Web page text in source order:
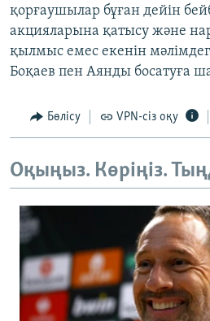
қорғаушылар бұған дейін
акцияларына қатысу және
қылмыс емес екенін
Боқаев пен Аянды босатуға
Бөлісу VPN-сіз оқу
Оқыңыз. Көріңіз.